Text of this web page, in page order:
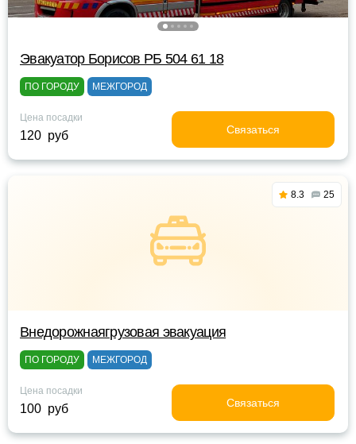
Эвакуатор Борисов РБ 504 61 18
ПО ГОРОДУ МЕЖГОРОД
Цена посадки
120 руб Связаться
8.3 25
Внедорожнаягрузовая эвакуация
ПО ГОРОДУ МЕЖГОРОД
Цена посадки
100 руб Связаться